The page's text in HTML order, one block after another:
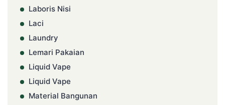
Laboris Nisi
Laci
Laundry
Lemari Pakaian
Liquid Vape
Liquid Vape
Material Bangunan